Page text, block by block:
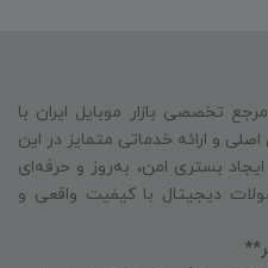
تخصصی بازار موبایل ایران با
و ارائه خدماتی متمایز در این
بستری امن، به‌روز و حرفه‌ای
دیجیتال با کیفیت واقعی و